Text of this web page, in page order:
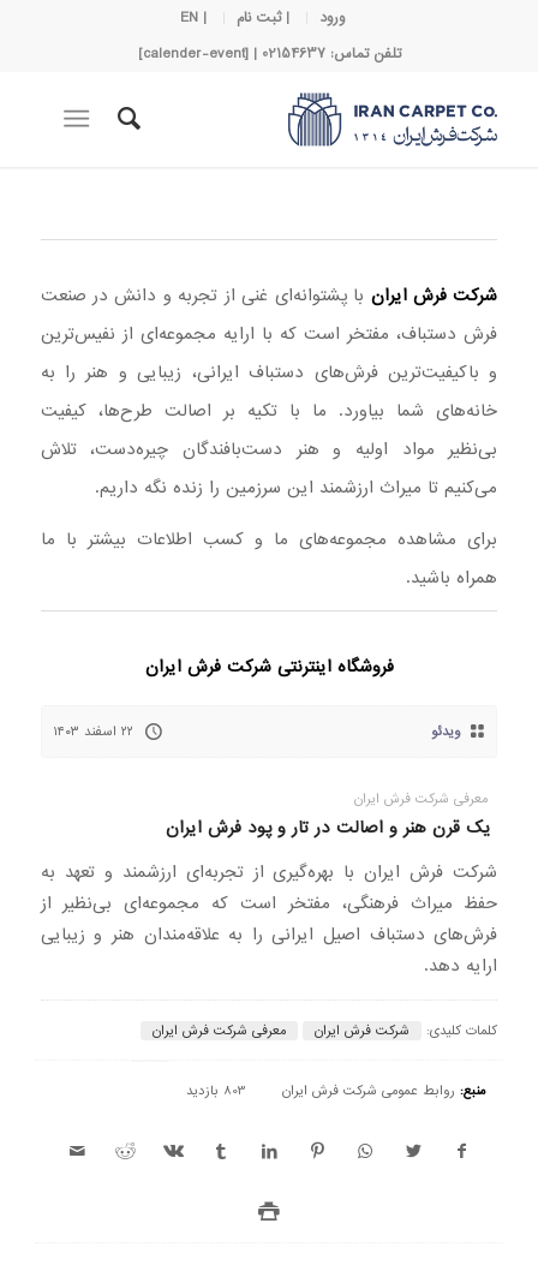
ورود | ثبت نام
| EN
تلفن تماس: 02154637 | [calender-event]
شرکت فرش ایران با پشتوانه‌ای غنی از تجربه و دانش در صنعت
فرش دستباف، مفتخر است که با ارایه مجموعه‌ای از نفیس‌ترین
و باکیفیت‌ترین فرش‌های دستباف ایرانی، زیبایی و هنر را به
خانه‌های شما بیاورد. ما با تکیه بر اصالت طرح‌ها، کیفیت
بی‌نظیر مواد اولیه و هنر دست‌بافندگان چیره‌دست، تلاش
می‌کنیم تا میراث ارزشمند این سرزمین را زنده نگه داریم.
برای مشاهده مجموعه‌های ما و کسب اطلاعات بیشتر با ما
همراه باشید.
فروشگاه اینترنتی شرکت فرش ایران
ویدئو ۲۲ اسفند ۱۴۰۳
معرفی شرکت فرش ایران
یک قرن هنر و اصالت در تار و پود فرش ایران
شرکت فرش ایران با بهره‌گیری از تجربه‌ای ارزشمند و تعهد به
حفظ میراث فرهنگی، مفتخر است که مجموعه‌ای بی‌نظیر از
فرش‌های دستباف اصیل ایرانی را به علاقه‌مندان هنر و زیبایی
ارایه دهد.
کلمات کلیدی: شرکت فرش ایران معرفی شرکت فرش ایران
منبع: روابط عمومی شرکت فرش ایران 803 بازدید